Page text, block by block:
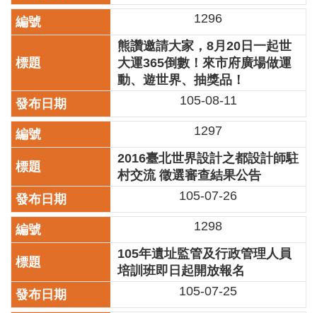
臺
市
府
政
府
公
開
訊
著
作
聲
明
1296
熊讚邀請大家，8月20日一起世
大運365倒數！來市府廣場做運
動、遊世界、抽獎品！
105-08-11
1297
2016臺北世界設計之都設計師駐
村交流 徵選審查結果公告
105-07-26
1298
105年遺址監管及行政管理人員
培訓班即日起開放報名
105-07-25